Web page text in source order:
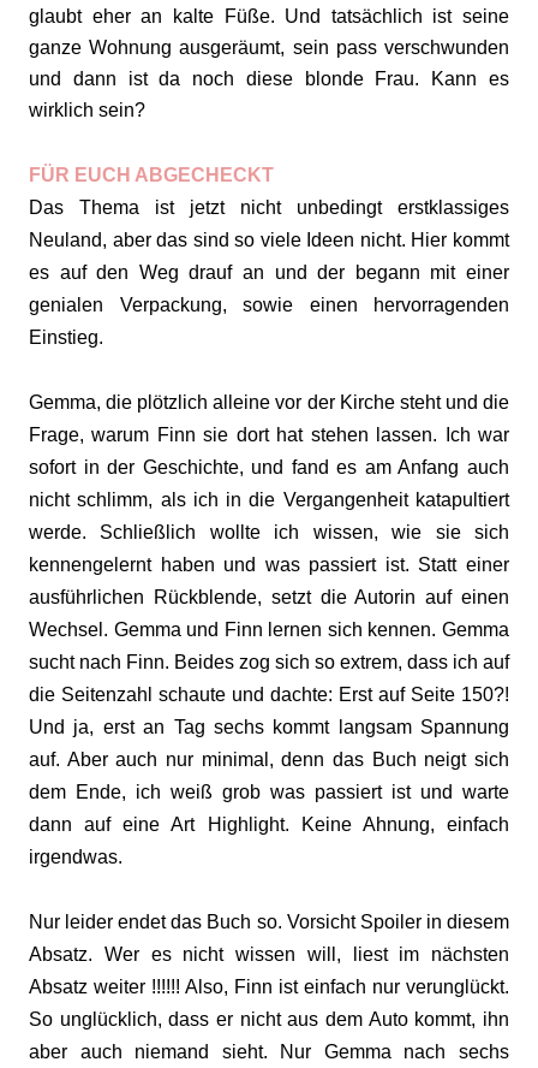
glaubt eher an kalte Füße. Und tatsächlich ist seine
ganze Wohnung ausgeräumt, sein pass verschwunden
und dann ist da noch diese blonde Frau. Kann es
wirklich sein?
FÜR EUCH ABGECHECKT
Das Thema ist jetzt nicht unbedingt erstklassiges
Neuland, aber das sind so viele Ideen nicht. Hier kommt
es auf den Weg drauf an und der begann mit einer
genialen Verpackung, sowie einen hervorragenden
Einstieg.
Gemma, die plötzlich alleine vor der Kirche steht und die
Frage, warum Finn sie dort hat stehen lassen. Ich war
sofort in der Geschichte, und fand es am Anfang auch
nicht schlimm, als ich in die Vergangenheit katapultiert
werde. Schließlich wollte ich wissen, wie sie sich
kennengelernt haben und was passiert ist. Statt einer
ausführlichen Rückblende, setzt die Autorin auf einen
Wechsel. Gemma und Finn lernen sich kennen. Gemma
sucht nach Finn. Beides zog sich so extrem, dass ich auf
die Seitenzahl schaute und dachte: Erst auf Seite 150?!
Und ja, erst an Tag sechs kommt langsam Spannung
auf. Aber auch nur minimal, denn das Buch neigt sich
dem Ende, ich weiß grob was passiert ist und warte
dann auf eine Art Highlight. Keine Ahnung, einfach
irgendwas.
Nur leider endet das Buch so. Vorsicht Spoiler in diesem
Absatz. Wer es nicht wissen will, liest im nächsten
Absatz weiter !!!!!! Also, Finn ist einfach nur verunglückt.
So unglücklich, dass er nicht aus dem Auto kommt, ihn
aber auch niemand sieht. Nur Gemma nach sechs